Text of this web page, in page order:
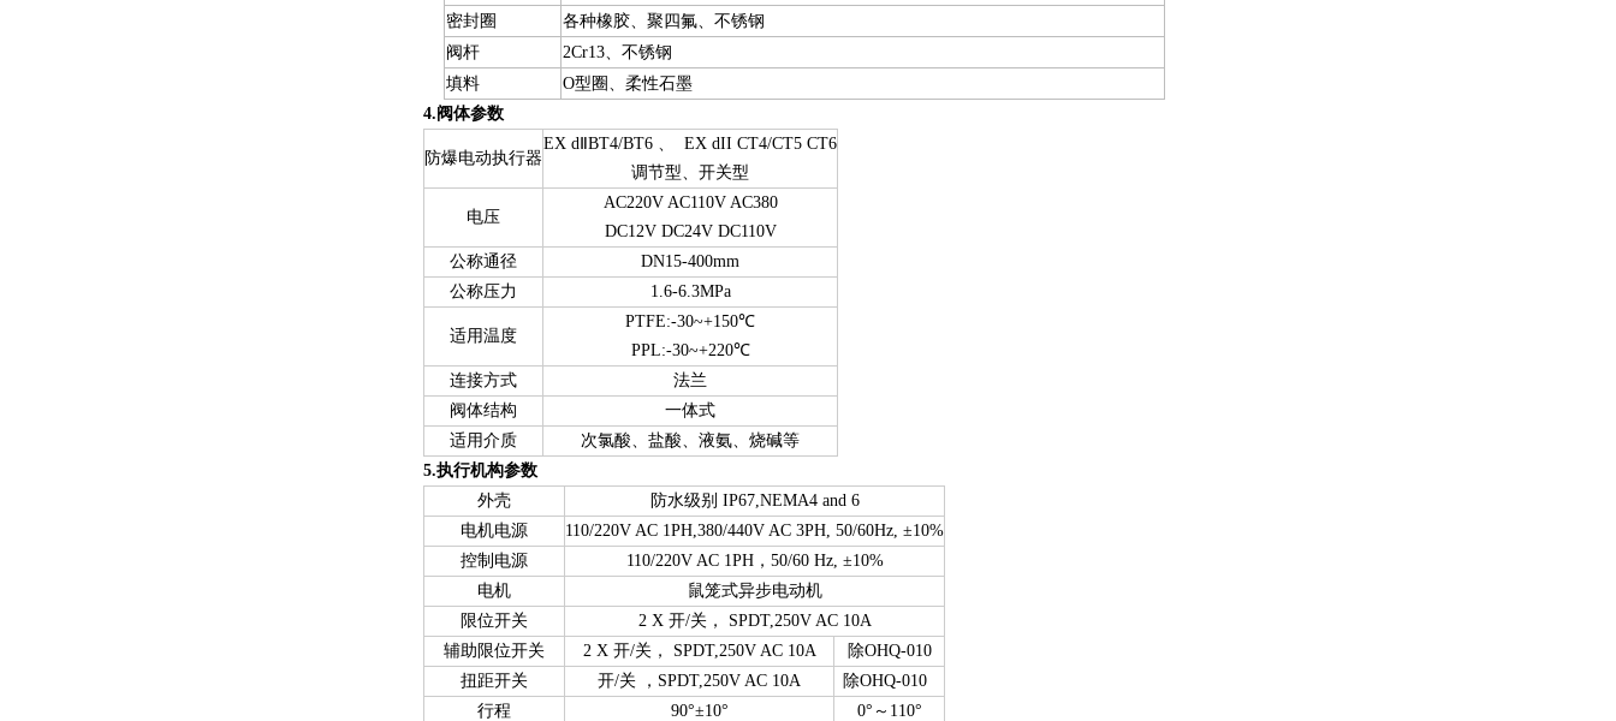
密封圈
各种橡胶、聚四氟、不锈钢
阀杆
2Cr13、不锈钢
填料
O型圈、柔性石墨
4. 阀体参数
防爆电动执行器
EX dⅡBT4/BT6 、 EX dII CT4/CT5 CT6
调节型、开关型
电压
AC220V AC110V AC380
DC12V DC24V DC110V
公称通径
DN15-400mm
公称压力
1.6-6.3MPa
适用温度
PTFE:-30~+150℃
PPL:-30~+220℃
连接方式
法兰
阀体结构
一体式
适用介质
次氯酸、盐酸、液氨、烧碱等
5.执行机构参数
外壳
防水级别 IP67,NEMA4 and 6
电机电源
110/220V AC 1PH,380/440V AC 3PH, 50/60Hz, ±10%
控制电源
110/220V AC 1PH，50/60 Hz, ±10%
电机
鼠笼式异步电动机
限位开关
2 X 开/关， SPDT,250V AC 10A
辅助限位开关
2 X 开/关， SPDT,250V AC 10A
除OHQ-010
扭距开关
开/关 ，SPDT,250V AC 10A
除OHQ-010
行程
90°±10°
0°～110°